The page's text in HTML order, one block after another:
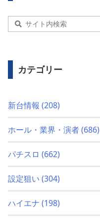
カテゴリー
新台情報 (208)
ホール・業界・演者(686)
パチスロ (662)
設定狙い (304)
ハイエナ (198)